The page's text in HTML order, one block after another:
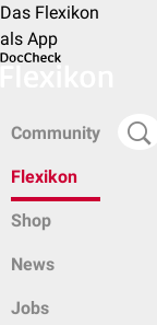
Das Flexikon
als App
Community
Flexikon
Shop
News
Jobs